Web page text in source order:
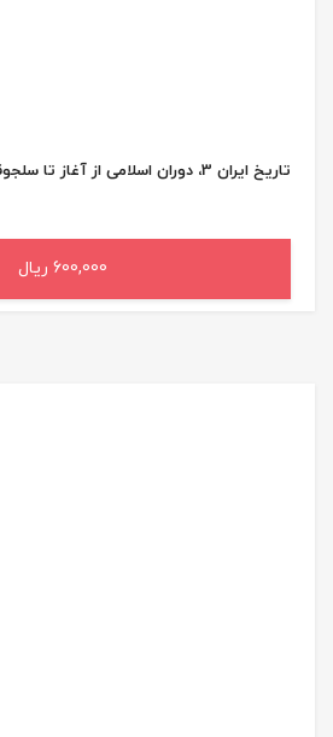
تاریخ ایران 3، دوران اسلامی از آغاز تا سلجوقیان
600,000 ریال
افزودن به سبد خرید